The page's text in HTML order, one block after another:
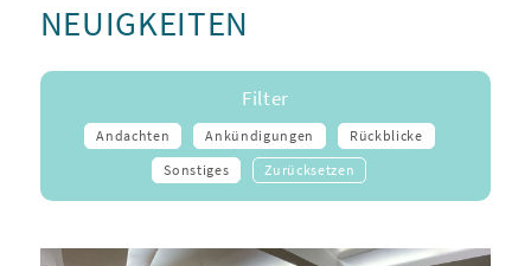
NEUIGKEITEN
Filter
Andachten Ankündigungen
Rückblicke
Sonstiges
Zurücksetzen